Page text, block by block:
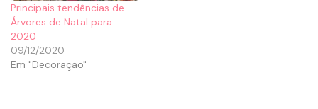
Principais tendências de
Árvores de Natal para
2020
09/12/2020
Em "Decoração"